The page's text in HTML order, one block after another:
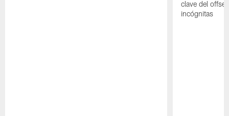
clave del
incógnitas